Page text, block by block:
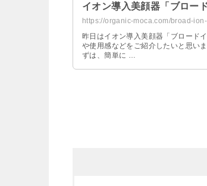
イオン導入美顔器「ブロー
https://organic-moca.com/broad-
昨日はイオン導入美顔器「ブロード
や使用感などをご紹介したいと思い
ずは、簡単に …